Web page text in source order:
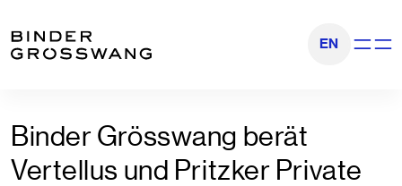
EN
Binder Grösswang berät
Vertellus und Pritzker Private